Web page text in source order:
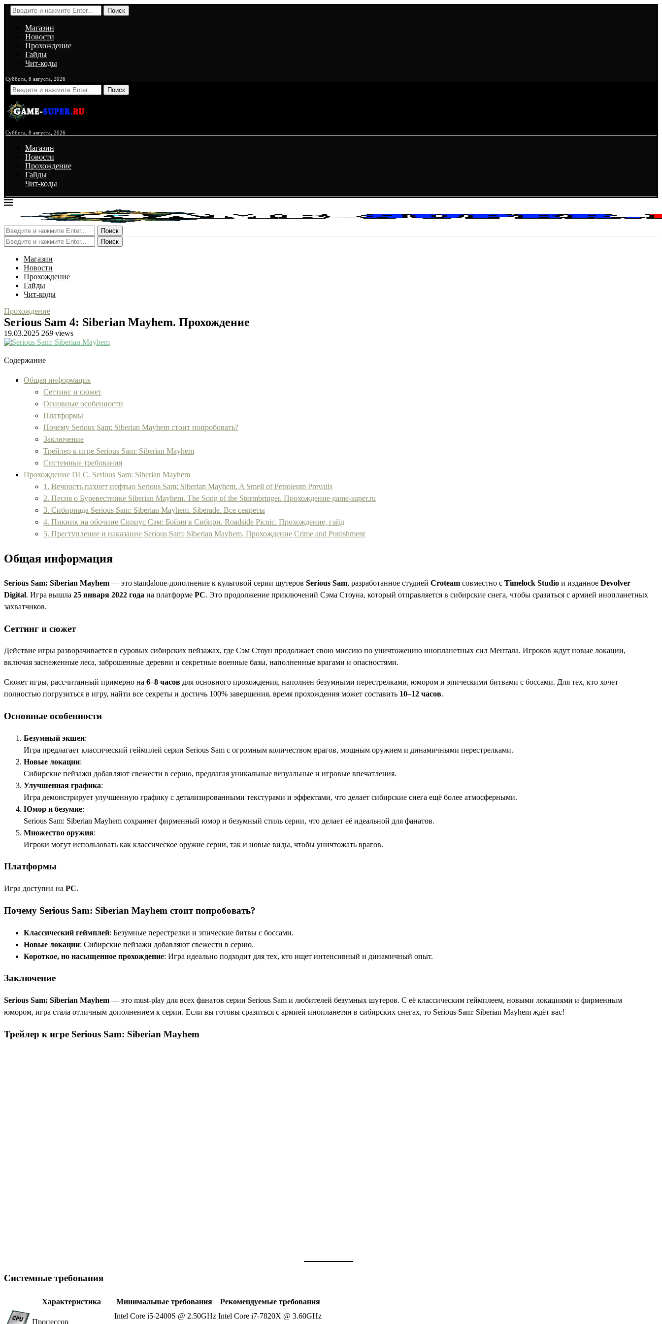
Поиск
Магазин
Новости
Прохождение
Гайды
Чит-коды
Суббота, 8 августа, 2026
Поиск
Суббота, 8 августа, 2026
Магазин
Новости
Прохождение
Гайды
Чит-коды
Поиск
Поиск
Магазин
Новости
Прохождение
Гайды
Чит-коды
Прохождение
Serious Sam 4: Siberian Mayhem. Прохождение
19.03.2025 269 views
Содержание
Общая информация
Сеттинг и сюжет
Основные особенности
Платформы
Почему Serious Sam: Siberian Mayhem стоит попробовать?
Заключение
Трейлер к игре Serious Sam: Siberian Mayhem
Системные требования
Прохождение DLC. Serious Sam: Siberian Mayhem
1. Вечность пахнет нефтью Serious Sam: Siberian Mayhem. A Smell of Petroleum Prevails
2. Песня о Буревестнике Siberian Mayhem. The Song of the Stormbringer. Прохождение game-super.ru
3. Сибириада Serious Sam: Siberian Mayhem. Siberade. Все секреты
4. Пикник на обочине Сириус Сэм: Бойня в Сибири. Roadside Picnic. Прохождение, гайд
5. Преступление и наказание Serious Sam: Siberian Mayhem. Прохождение Crime and Punishment
Общая информация
Serious Sam: Siberian Mayhem — это standalone-дополнение к культовой серии шутеров Serious Sam, разработанное студией Croteam совместно с Timelock Studio и изданное Devolver
Digital. Игра вышла 25 января 2022 года на платформе PC. Это продолжение приключений Сэма Стоуна, который отправляется в сибирские снега, чтобы сразиться с армией инопланетных
захватчиков.
Сеттинг и сюжет
Действие игры разворачивается в суровых сибирских пейзажах, где Сэм Стоун продолжает свою миссию по уничтожению инопланетных сил Ментала. Игроков ждут новые локации,
включая заснеженные леса, заброшенные деревни и секретные военные базы, наполненные врагами и опасностями.
Сюжет игры, рассчитанный примерно на 6–8 часов для основного прохождения, наполнен безумными перестрелками, юмором и эпическими битвами с боссами. Для тех, кто хочет
полностью погрузиться в игру, найти все секреты и достичь 100% завершения, время прохождения может составить 10–12 часов.
Основные особенности
Безумный экшен:
Игра предлагает классический геймплей серии Serious Sam с огромным количеством врагов, мощным оружием и динамичными перестрелками.
Новые локации:
Сибирские пейзажи добавляют свежести в серию, предлагая уникальные визуальные и игровые впечатления.
Улучшенная графика:
Игра демонстрирует улучшенную графику с детализированными текстурами и эффектами, что делает сибирские снега ещё более атмосферными.
Юмор и безумие:
Serious Sam: Siberian Mayhem сохраняет фирменный юмор и безумный стиль серии, что делает её идеальной для фанатов.
Множество оружия:
Игроки могут использовать как классическое оружие серии, так и новые виды, чтобы уничтожать врагов.
Платформы
Игра доступна на PC.
Почему Serious Sam: Siberian Mayhem стоит попробовать?
Классический геймплей: Безумные перестрелки и эпические битвы с боссами.
Новые локации: Сибирские пейзажи добавляют свежести в серию.
Короткое, но насыщенное прохождение: Игра идеально подходит для тех, кто ищет интенсивный и динамичный опыт.
Заключение
Serious Sam: Siberian Mayhem — это must-play для всех фанатов серии Serious Sam и любителей безумных шутеров. С её классическим геймплеем, новыми локациями и фирменным
юмором, игра стала отличным дополнением к серии. Если вы готовы сразиться с армией инопланетян в сибирских снегах, то Serious Sam: Siberian Mayhem ждёт вас!
Трейлер к игре Serious Sam: Siberian Mayhem
Системные требования
Характеристика Минимальные требования Рекомендуемые требования
Процессор
Intel Core i5-2400S @ 2.50GHz Intel Core i7-7820X @ 3.60GHz